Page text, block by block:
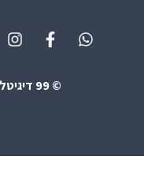
© 99 דיגיטל 2026